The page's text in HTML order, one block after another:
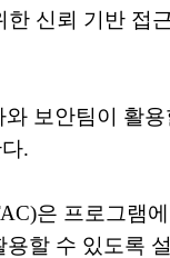
한 신뢰 기반 접
와 보안팀이 활
.
은 프로그램
용할 수 있도록